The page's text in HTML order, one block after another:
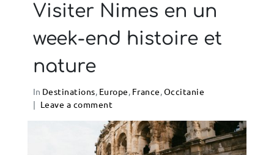
Visiter Nimes en un
week-end histoire et
nature
In Destinations, Europe, France,Occitanie
Leave a comment